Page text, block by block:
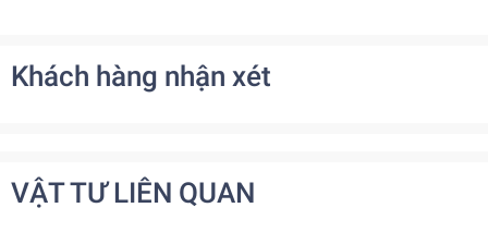
Khách hàng nhận xét
VẬT TƯ LIÊN QUAN